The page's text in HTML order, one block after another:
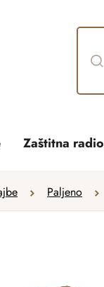
Zaštitna
Paljeno